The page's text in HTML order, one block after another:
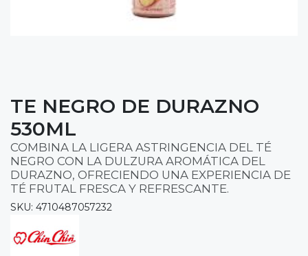
TE NEGRO DE DURAZNO
530ML
COMBINA LA LIGERA ASTRINGENCIA DEL TÉ
NEGRO CON LA DULZURA AROMÁTICA DEL
DURAZNO, OFRECIENDO UNA EXPERIENCIA DE
TÉ FRUTAL FRESCA Y REFRESCANTE.
SKU: 4710487057232